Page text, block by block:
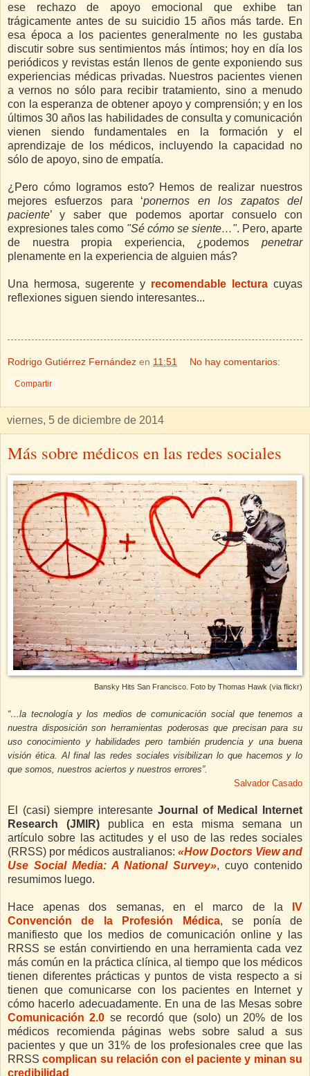
ese rechazo de apoyo emocional que exhibe tan
trágicamente antes de su suicidio 15 años más tarde. En
esa época a los pacientes generalmente no les gustaba
discutir sobre sus sentimientos más íntimos; hoy en día los
periódicos y revistas están llenos de gente exponiendo sus
experiencias médicas privadas. Nuestros pacientes vienen
a vernos no sólo para recibir tratamiento, sino a menudo
con la esperanza de obtener apoyo y comprensión; y en los
últimos 30 años las habilidades de consulta y comunicación
vienen siendo fundamentales en la formación y el
aprendizaje de los médicos, incluyendo la capacidad no
sólo de apoyo, sino de empatía.
¿Pero cómo logramos esto? Hemos de realizar nuestros
mejores esfuerzos para ‘ponernos en los zapatos del
paciente’ y saber que podemos aportar consuelo con
expresiones tales como "Sé cómo se siente…". Pero, aparte
de nuestra propia experiencia, ¿podemos penetrar
plenamente en la experiencia de alguien más?
Una hermosa, sugerente y recomendable lectura cuyas
reflexiones siguen siendo interesantes...
Rodrigo Gutiérrez Fernández en 11:51 No hay comentarios:
Compartir
viernes, 5 de diciembre de 2014
Más sobre médicos en las redes sociales
Bansky Hits San Francisco . Foto by Thomas Hawk (via flickr)
“…la tecnología y los medios de comunicación social que tenemos a
nuestra disposición son herramientas poderosas que precisan para su
uso conocimiento y habilidades pero también prudencia y una buena
visión ética. Al final las redes sociales visibilizan lo que hacemos y lo
que somos, nuestros aciertos y nuestros errores”.
Salvador Casado
El (casi) siempre interesante Journal of Medical Internet
Research (JMIR)
publica en esta misma semana un
artículo sobre las actitudes y el uso de las redes sociales
(RRSS) por médicos australianos: «How Doctors View and
Use Social Media: A National Survey», cuyo contenido
resumimos luego.
Hace apenas dos semanas, en el marco de la
IV
Convención de la Profesión Médica, se ponía de
manifiesto que los medios de comunicación online y las
RRSS se están convirtiendo en una herramienta cada vez
más común en la práctica clínica, al tiempo que los médicos
tienen diferentes prácticas y puntos de vista respecto a si
tienen que comunicarse con los pacientes en Internet y
cómo hacerlo adecuadamente. En una de las Mesas sobre
Comunicación 2.0 se recordó que (solo) un 20% de los
médicos recomienda páginas webs sobre salud a sus
pacientes y que un 31% de los profesionales cree que las
RRSScomplican su relación con el paciente y minan su
credibilidad